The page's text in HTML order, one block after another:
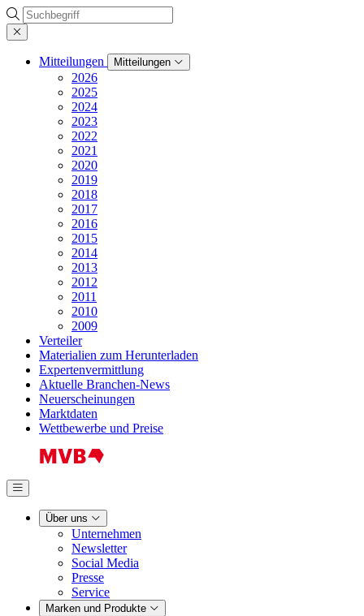
Suche
Mitteilungen Mitteilungen
2026
2025
2024
2023
2022
2021
2020
2019
2018
2017
2016
2015
2014
2013
2012
2011
2010
2009
Verteiler
Materialien zum Herunterladen
Expertenvermittlung
Aktuelle Branchen-News
Neuerscheinungen
Marktdaten
Wettbewerbe und Preise
Über uns
Unternehmen
Newsletter
Social Media
Presse
Service
Marken und Produkte